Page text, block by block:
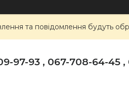
та повідомлення будуть
97-93 , 067-708-64-45 ,